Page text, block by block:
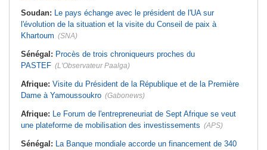
Soudan: Le pays échange avec le président de l'UA sur
l'évolution de la situation et la visite du Conseil de paix à
Khartoum (SNA)
Sénégal: Procès de trois chroniqueurs proches du
PASTEF (L'Observateur Paalga)
Afrique: Visite du Président de la République et de la Première
Dame à Yamoussoukro (Gabonews)
Afrique: Le Forum de l'entrepreneuriat de Sept Afrique se veut
une plateforme de mobilisation des investissements (APS)
Sénégal: La Banque mondiale accorde un financement de 340